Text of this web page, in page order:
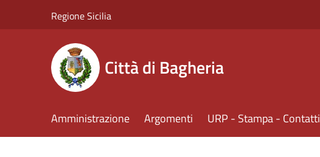
Regione Sicilia
Città di Bagheria
Amministrazione Argomenti URP - Stampa - Contatti